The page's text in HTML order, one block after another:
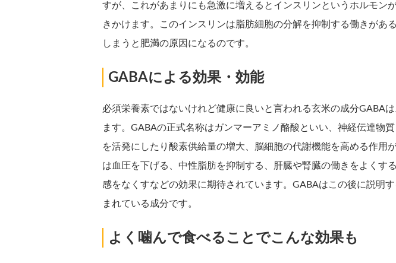
すが、これがあまりにも急激に増えるとインスリンというホルモン
きかけます。このインスリンは脂肪細胞の分解を抑制する働きがあ
しまうと肥満の原因になるのです。
GABAによる効果・効能
必須栄養素ではないけれど健康に良いと言われる玄米の成分GABA
ます。GABAの正式名称はガンマーアミノ酪酸といい、神経伝達物
を活発にしたり酸素供給量の増大、脳細胞の代謝機能を高める作用
は血圧を下げる、中性脂肪を抑制する、肝臓や腎臓の働きをよくす
感をなくすなどの効果に期待されています。GABAはこの後に説明
まれている成分です。
よく噛んで食べることでこんな効果も